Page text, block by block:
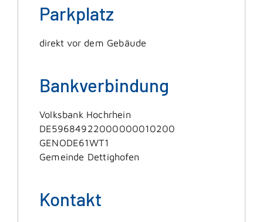
Parkplatz
direkt vor dem Gebäude
Bankverbindung
Volksbank Hochrhein
DE59684922000000010200
GENODE61WT1
Gemeinde Dettighofen
Kontakt